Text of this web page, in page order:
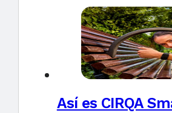
Así es CIRQA